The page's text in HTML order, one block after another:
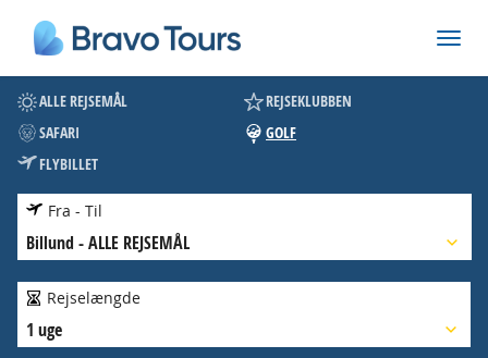
ALLE REJSEMÅL
REJSEKLUBBEN
SAFARI
GOLF
FLYBILLET
Fra - Til
Billund -ALLE REJSEMÅL
Rejselængde
1 uge